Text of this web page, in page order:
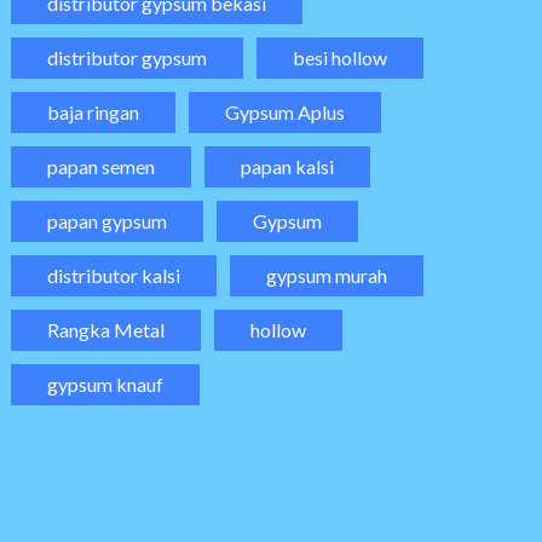
distributor gypsum besi hollow
baja ringan Gypsum Aplus
papan semen papan kalsi
papan gypsum Gypsum
distributor kalsi gypsum murah
Rangka Metal hollow
gypsum knauf